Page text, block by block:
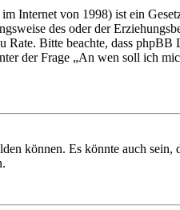
Internet von 1998) ist ein
des oder der
Bitte beachte, dass phpBB
der Frage „An wen soll ich
können. Es könnte auch sein,